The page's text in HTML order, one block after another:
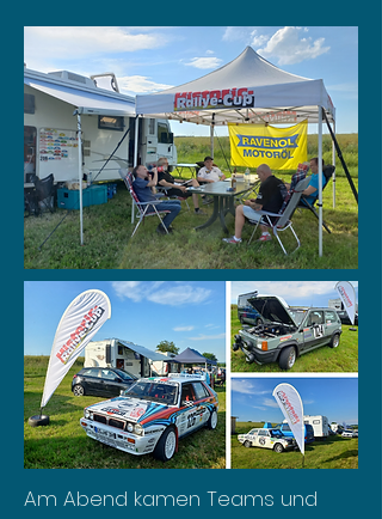
Am Abend kamen Teams und